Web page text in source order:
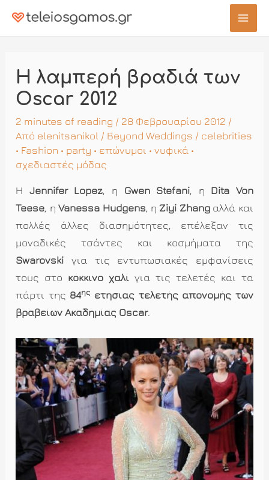
Μετάβαση
στο
Η λαμπερή βραδιά των
Oscar 2012
2 minutes of reading / 28 Φεβρουαρίου 2012 /
Από elenitsanikol / Beyond Weddings / celebrities
• Fashion • party • επώνυμοι •νυφικά •
σχεδιαστές μόδας
Η Jennifer Lopez, η Gwen Stefani, η Dita Von
Teese, ηVanessa Hudgens, ηZiyi Zhangαλλά και
πολλές άλλες διασημότητες, επέλεξαν τις
μοναδικές τσάντες και κοσμήματα της
Swarovski για τις εντυπωσιακές εμφανίσεις
τους στο κόκκινο χαλί για τις τελετές και τα
πάρτι της 84ης ετήσιας τελετής απονομής των
βραβείων Ακαδημίας Oscar.